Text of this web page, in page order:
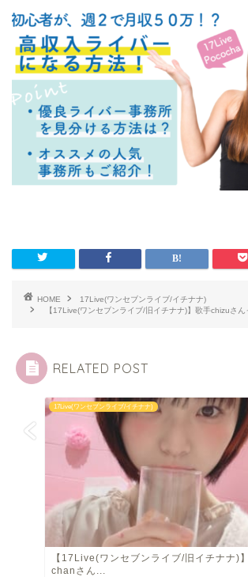
HOME
17Live(ワンセブンライブ/イチナナ)
【17Live(ワンセブンライブ/旧イチナナ)】歌手chizuさん
RELATED POST
17Live(ワンセブンライブ/イチナナ)
【17Live(ワンセブンライブ/旧イチナナ)
chanさん...